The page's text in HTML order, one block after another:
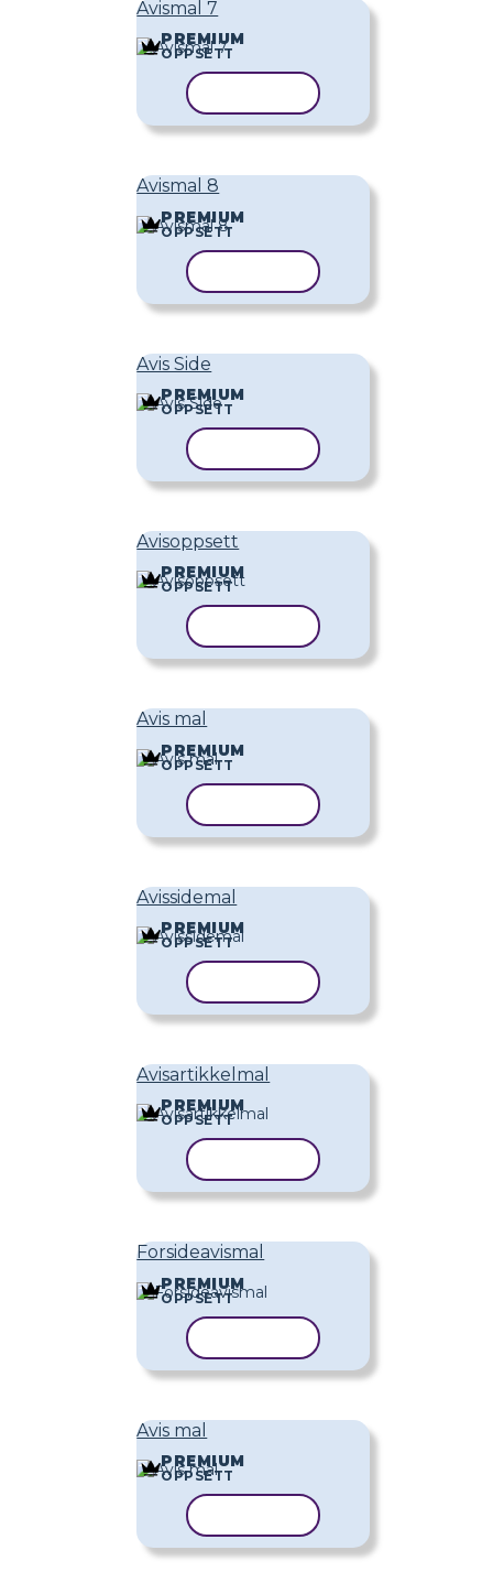
Avismal 7
PREMIUM
OPPSETT
Avismal 8
PREMIUM
OPPSETT
Avis Side
PREMIUM
OPPSETT
Avisoppsett
PREMIUM
OPPSETT
Avis mal
PREMIUM
OPPSETT
Avissidemal
PREMIUM
OPPSETT
Avisartikkelmal
PREMIUM
OPPSETT
Forsideavismal
PREMIUM
OPPSETT
Avis mal
PREMIUM
OPPSETT